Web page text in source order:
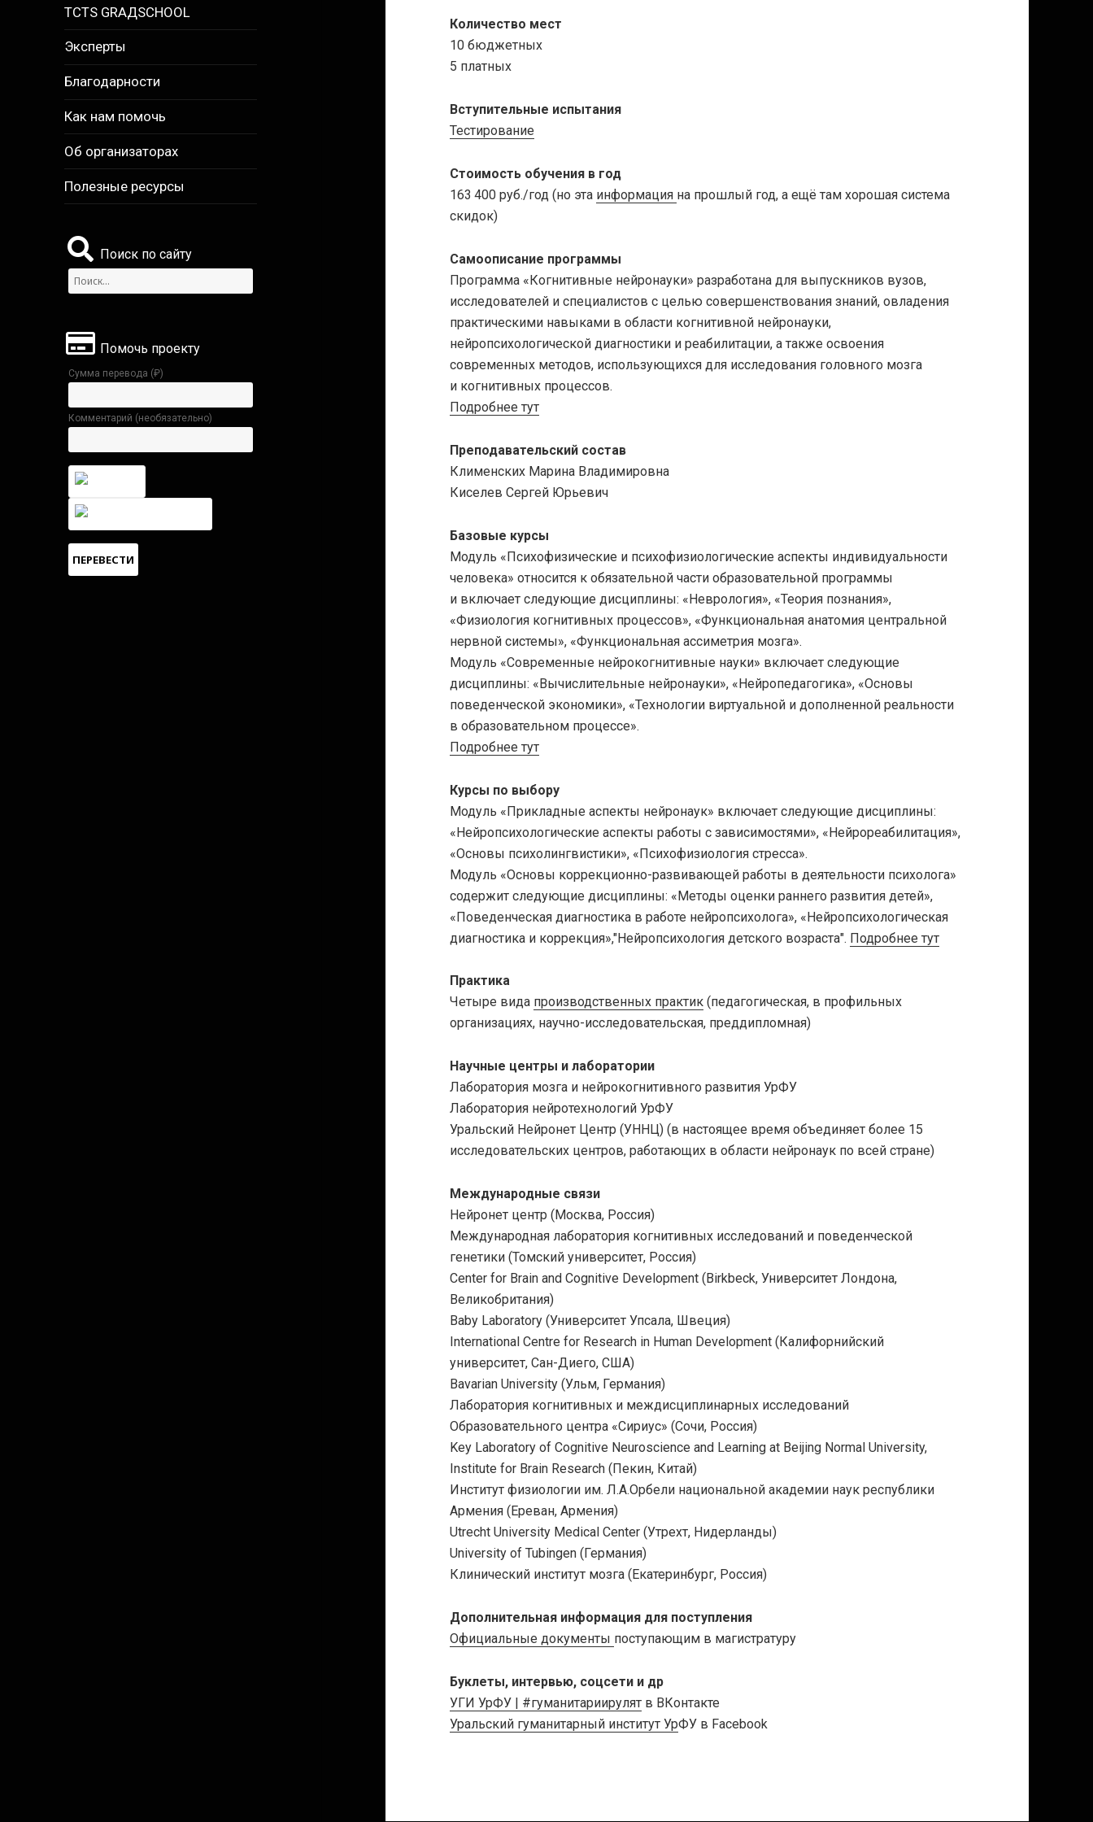
TCTS GRАДSCHOOL
Эксперты
Благодарности
Как нам помочь
Об организаторах
Полезные ресурсы
Поиск по сайту
Найти:
Помочь проекту
Сумма перевода (₽)
Комментарий (необязательно)
Количество мест
10 бюджетных
5 платных
Вступительные испытания
Тестирование
Стоимость обучения в год
163 400 руб./год (но эта информация на прошлый год, а ещё там хорошая система
скидок)
Самоописание программы
Программа «Когнитивные нейронауки» разработана для выпускников вузов,
исследователей и специалистов с целью совершенствования знаний, овладения
практическими навыками в области когнитивной нейронауки,
нейропсихологической диагностики и реабилитации, а также освоения
современных методов, использующихся для исследования головного мозга
и когнитивных процессов.
Подробнее тут
Преподавательский состав
Клименских Марина Владимировна
Киселев Сергей Юрьевич
Базовые курсы
Модуль «Психофизические и психофизиологические аспекты индивидуальности
человека» относится к обязательной части образовательной программы
и включает следующие дисциплины: «Неврология», «Теория познания»,
«Физиология когнитивных процессов», «Функциональная анатомия центральной
нервной системы», «Функциональная ассиметрия мозга».
Модуль «Современные нейрокогнитивные науки» включает следующие
дисциплины: «Вычислительные нейронауки», «Нейропедагогика», «Основы
поведенческой экономики», «Технологии виртуальной и дополненной реальности
в образовательном процессе».
Подробнее тут
Курсы по выбору
Модуль «Прикладные аспекты нейронаук» включает следующие дисциплины:
«Нейропсихологические аспекты работы с зависимостями», «Нейрореабилитация»,
«Основы психолингвистики», «Психофизиология стресса».
Модуль «Основы коррекционно-развивающей работы в деятельности психолога»
содержит следующие дисциплины: «Методы оценки раннего развития детей»,
«Поведенческая диагностика в работе нейропсихолога», «Нейропсихологическая
диагностика и коррекция»,"Нейропсихология детского возраста". Подробнее тут
Практика
Четыре вида производственных практик (педагогическая, в профильных
организациях, научно-исследовательская, преддипломная)
Научные центры и лаборатории
Лаборатория мозга и нейрокогнитивного развития УрФУ
Лаборатория нейротехнологий УрФУ
Уральский Нейронет Центр (УННЦ) (в настоящее время объединяет более 15
исследовательских центров, работающих в области нейронаук по всей стране)
Международные связи
Нейронет центр (Москва, Россия)
Международная лаборатория когнитивных исследований и поведенческой
генетики (Томский университет, Россия)
Center for Brain and Cognitive Development (Birkbeck, Университет Лондона,
Великобритания)
Baby Laboratory (Университет Упсала, Швеция)
International Centre for Research in Human Development (Калифорнийский
университет, Сан-Диего, США)
Bavarian University (Ульм, Германия)
Лаборатория когнитивных и междисциплинарных исследований
Образовательного центра «Сириус» (Сочи, Россия)
Key Laboratory of Cognitive Neuroscience and Learning at Beijing Normal University,
Institute for Brain Research (Пекин, Китай)
Институт физиологии им. Л.А.Орбели национальной академии наук республики
Армения (Ереван, Армения)
Utrecht University Medical Center (Утрехт, Нидерланды)
University of Tubingen (Германия)
Клинический институт мозга (Екатеринбург, Россия)
Дополнительная информация для поступления
Официальные документы поступающим в магистратуру
Буклеты, интервью, соцсети и др
УГИ УрФУ | #гуманитариирулят в ВКонтакте
Уральский гуманитарный институт УрФУ в Facebook